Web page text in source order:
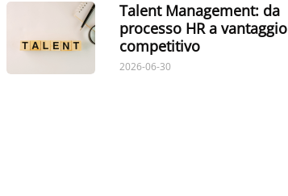
Talent Management: da
processo HR a vantaggio
competitivo
2026-06-30